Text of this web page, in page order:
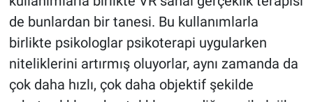
de bunlardan bir tanesi. Bu kullanımlarla
birlikte psikologlar psikoterapi uygularken
niteliklerini artırmış oluyorlar, aynı zamanda da
çok daha hızlı, çok daha objektif şekilde